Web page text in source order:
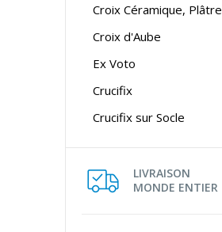
Croix Céramique, Plâtre
Croix d'Aube
Ex Voto
Crucifix
Crucifix sur Socle
LIVRAISON
MONDE ENTIER